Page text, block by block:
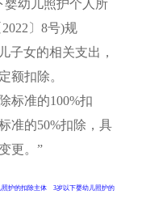
婴幼儿照护个人所
〕8号)规
子女的相关支出，
额扣除。
标准的100%扣
准的50%扣除，具
更。”
照护的扣除主体 3岁以下婴幼儿照护的